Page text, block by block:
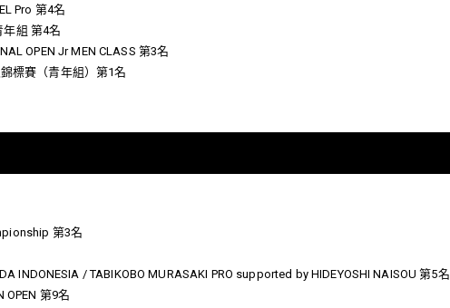
Pro 第4名
年組 第4名
OPEN Jr MEN CLASS 第3名
標賽（青年組）第1名
第3名
INDONESIA / TABIKOBO MURASAKI PRO supported by HIDEYOSHI NAISOU 第5名
OPEN 第9名